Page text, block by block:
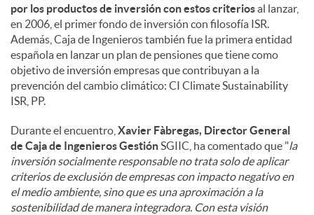
por los productos de inversióncon estos criteriosal lanzar,
en 2006, el primer fondo de inversión con filosofía ISR.
Además, Caja de Ingenieros también fue la primera entidad
española en lanzar un plan de pensiones que tiene como
objetivo de inversión empresas que contribuyan a la
prevención del cambio climático: CI Climate Sustainability
ISR, PP.
Durante el encuentro, Xavier Fàbregas, Director General
de Caja de Ingenieros GestiónSGIIC, ha comentado que "la
inversión socialmente responsable no trata solo de aplicar
criterios de exclusión de empresas con impacto negativo en
el medio ambiente, sino que es una aproximación a la
sostenibilidad de manera integradora. Con esta visión